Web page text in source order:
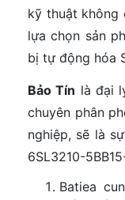
kỹ thuật không
lựa chọn sản
bị tự động hóa
Bảo Tín là đại
chuyên phân
nghiệp, sẽ là
6SL3210-
Batiea